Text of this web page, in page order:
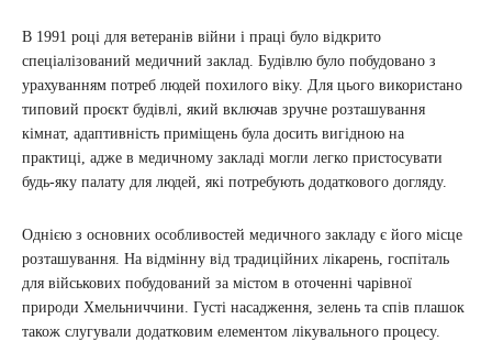
В 1991 році для ветеранів війни і праці було відкрито
спеціалізований медичний заклад. Будівлю було побудовано з
урахуванням потреб людей похилого віку. Для цього використано
типовий проєкт будівлі, який включав зручне розташування
кімнат, адаптивність приміщень була досить вигідною на
практиці, адже в медичному закладі могли легко пристосувати
будь-яку палату для людей, які потребують додаткового догляду.
Однією з основних особливостей медичного закладу є його місце
розташування. На відмінну від традиційних лікарень, госпіталь
для військових побудований за містом в оточенні чарівної
природи Хмельниччини. Густі насадження, зелень та спів плашок
також слугували додатковим елементом лікувального процесу.